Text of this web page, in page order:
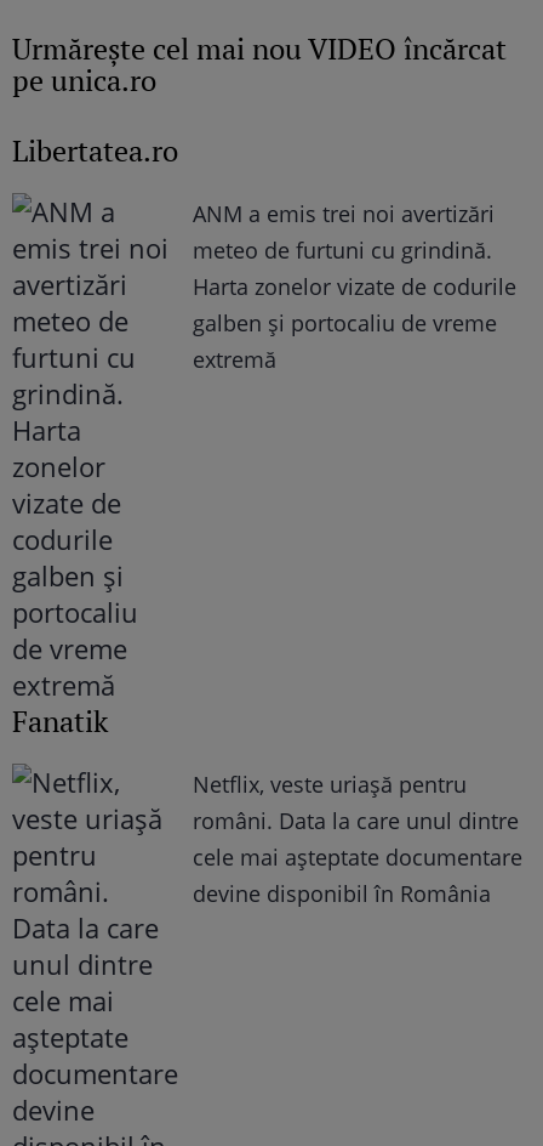
Urmăreşte cel mai nou VIDEO încărcat
pe unica.ro
Libertatea.ro
ANM a emis trei noi avertizări
meteo de furtuni cu grindină.
Harta zonelor vizate de codurile
galben și portocaliu de vreme
extremă
Fanatik
Netflix, veste uriașă pentru
români. Data la care unul dintre
cele mai așteptate documentare
devine disponibil în România